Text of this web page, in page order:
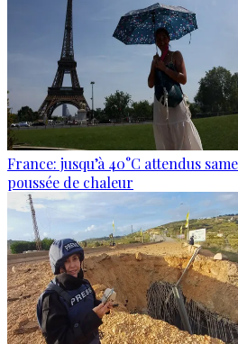
France: jusqu’à 40°C attendus
poussée de chaleur